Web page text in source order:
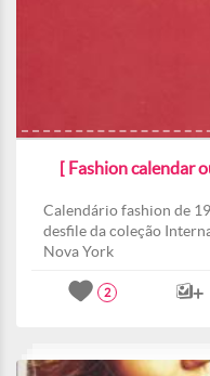
[ Fashion calendar
Calendário fashion de
desfile da coleção
Nova York
2